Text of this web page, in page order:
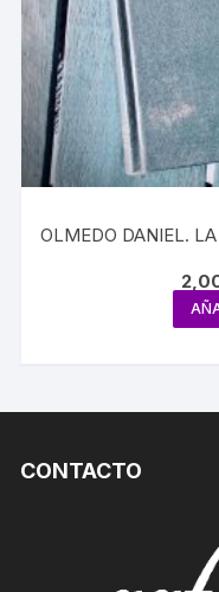
OLMEDO DANIEL.
CONTACTO